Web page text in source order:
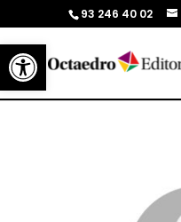
Abrir barra de herramientas
93 246 40 02